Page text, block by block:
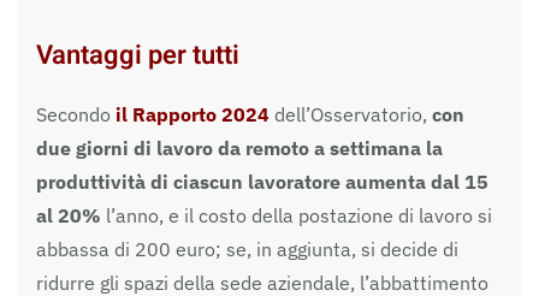
Vantaggi per tutti
Secondo il Rapporto 2024 dell’Osservatorio, con
due giorni di lavoro da remoto a settimana la
produttività di ciascun lavoratore aumenta dal 15
al 20% l’anno, e il costo della postazione di lavoro si
abbassa di 200 euro; se, in aggiunta, si decide di
ridurre gli spazi della sede aziendale, l’abbattimento